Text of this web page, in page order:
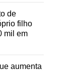
de
filho
mil em
aumenta